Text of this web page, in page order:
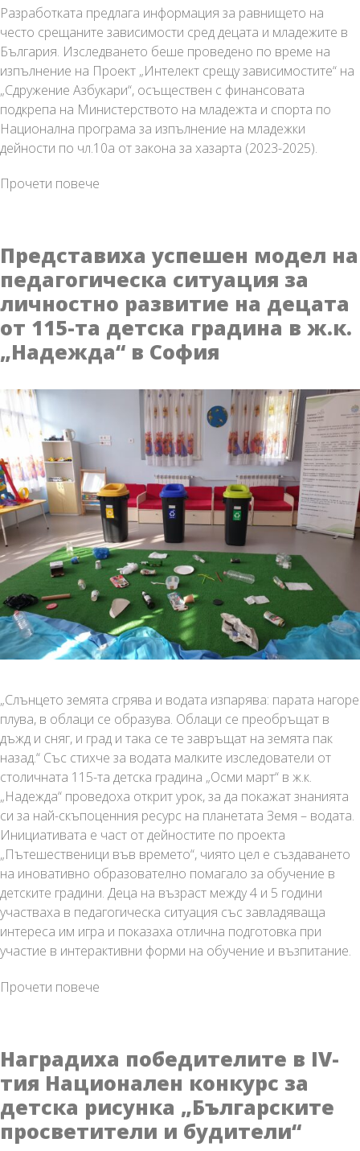
Разработката предлага информация за равнището на
често срещаните зависимости сред децата и младежите в
България. Изследването беше проведено по време на
изпълнение на Проект „Интелект срещу зависимостите“ на
„Сдружение Азбукари“, осъществен с финансовата
подкрепа на Министерството на младежта и спорта по
Национална програма за изпълнение на младежки
дейности по чл.10а от закона за хазарта (2023-2025).
Прочети повече
младежите
в
България
възможности
за
Представиха успешен модел на
педагогическа ситуация за
личностно развитие на децата
от 115-та детска градина в ж.к.
„Надежда“ в София
„Слънцето земята сгрява и водата изпарява: парата нагоре
плува, в облаци се образува. Облаци се преобръщат в
дъжд и сняг, и град и така се те завръщат на земята пак
назад.“ Със стихче за водата малките изследователи от
столичната 115-та детска градина „Осми март“ в ж.к.
„Надежда“ проведоха открит урок, за да покажат знанията
си за най-скъпоценния ресурс на планетата Земя – водата.
Инициативата е част от дейностите по проекта
„Пътешественици във времето“, чиято цел е създаването
на иновативно образователно помагало за обучение в
детските градини. Деца на възраст между 4 и 5 години
участваха в педагогическа ситуация със завладяваща
интереса им игра и показаха отлична подготовка при
участие в интерактивни форми на обучение и възпитание.
Прочети повече
педагогическа
ситуация
за
личностно
развитие
Наградиха победителите в IV-
тия Национален конкурс за
детска рисунка „Българските
просветители и будители“